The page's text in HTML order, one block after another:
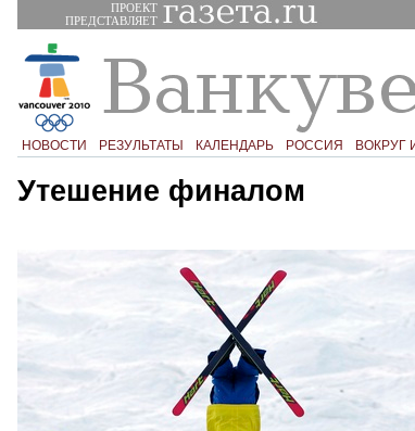
ПРОЕКТ
ПРЕДСТАВЛЯЕТ
НОВОСТИ РЕЗУЛЬТАТЫ КАЛЕНДАРЬ РОССИЯ ВОКРУГ
Утешение финалом